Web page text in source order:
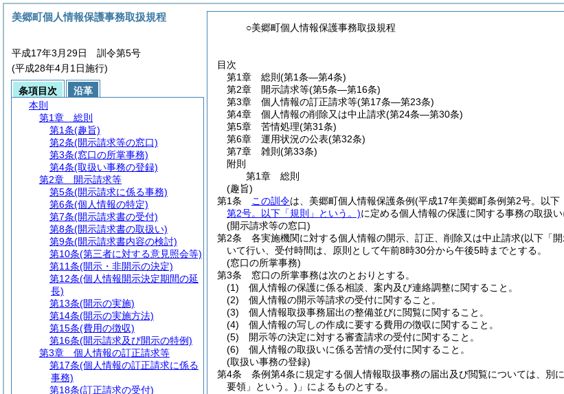
○美郷町個人情報保護事務取扱規程
目次
第1章
総則 (第1条―第4条)
第2章
開示請求等(第5条―第16条)
第3章
個人情報の訂正請求等(第17条―第23条)
第4章
個人情報の削除又は中止請求(第24条―第30条)
第5章
苦情処理(第31条)
第6章
運用状況の公表(第32条)
第7章
雑則 (第33条)
附則
第1章
総則
(趣旨)
第1条
この訓令は、美郷町個人情報保護条例(平成17年美郷町条例第2号。以下
第2号。以下「規則」という。)に定める個人情報の保護に関する事務の取扱
(開示請求等の窓口)
第2条
各実施機関に対する個人情報の開示、訂正、削除又は中止請求(以下「
いて行い、受付時間は、原則として午前8時30分から午後5時までとする。
(窓口の所掌事務)
第3条
窓口の所掌事務は次のとおりとする。
(1)
個人情報の保護に係る相談、案内及び連絡調整に関すること。
(2)
個人情報の開示等請求の受付に関すること。
(3)
個人情報取扱事務届出の整備並びに閲覧に関すること。
(4)
個人情報の写しの作成に要する費用の徴収に関すること。
(5)
開示等の決定に対する審査請求の受付に関すること。
(6)
個人情報の取扱いに係る苦情の受付に関すること。
(取扱い事務の登録)
第4条
条例第4条に規定する個人情報取扱事務の届出及び閲覧については、別
要領」という。) 」によるものとする。
美郷町個人情報保護事務取扱規程
平成17年3月29日 訓令第5号
(平成28年4月1日施行)
条項目次
沿革
本則
第1章
総則
第1条(趣旨)
第2条(開示請求等の窓口)
第3条(窓口の所掌事務)
第4条(取扱い事務の登録)
第2章
開示請求等
第5条(開示請求に係る事務)
第6条(個人情報の特定)
第7条(開示請求書の受付)
第8条(開示請求書の取扱い)
第9条(開示請求書内容の検討)
第10条(第三者に対する意見照会等)
第11条(開示・非開示の決定)
第12条(個人情報開示決定期間の延
長)
第13条(開示の実施)
第14条(開示の実施方法)
第15条(費用の徴収)
第16条(開示請求及び開示の特例)
第3章
個人情報の訂正請求等
第17条(個人情報の訂正請求に係る
事務)
第18条(訂正請求の受付)